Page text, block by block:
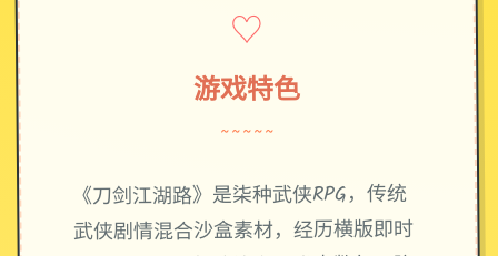
♡
游戏特色
~~~~~
《刀剑江湖路》是柒种武侠RPG，传统
武侠剧情混合沙盒素材，经历横版即时